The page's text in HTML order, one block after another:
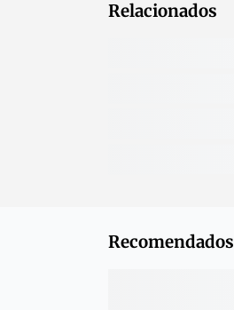
Relacionados
Recomendados